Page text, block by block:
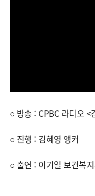
○ 방송 : CPBC 라디오 <
○ 진행 : 김혜영 앵커
○ 출연 : 이기일 보건복